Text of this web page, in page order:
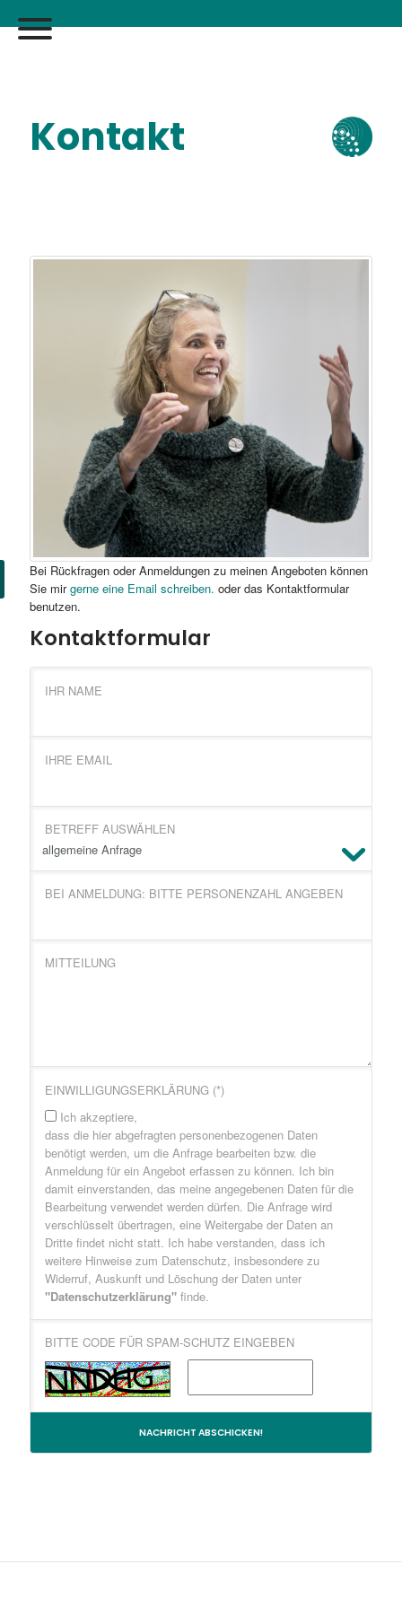
Kontakt
Bei Rückfragen oder Anmeldungen zu meinen Angeboten können
Sie mirgerne eine Email schreiben. oder das Kontaktformular
benutzen.
Kontaktformular
IHR NAME
IHRE EMAIL
BETREFF AUSWÄHLEN
BEI ANMELDUNG: BITTE PERSONENZAHL ANGEBEN
MITTEILUNG
EINWILLIGUNGSERKLÄRUNG (*)
Ich akzeptiere,
dass die hier abgefragten personenbezogenen Daten
benötigt werden, um die Anfrage bearbeiten bzw. die
Anmeldung für ein Angebot erfassen zu können. Ich bin
damit einverstanden, das meine angegebenen Daten für die
Bearbeitung verwendet werden dürfen. Die Anfrage wird
verschlüsselt übertragen, eine Weitergabe der Daten an
Dritte findet nicht statt. Ich habe verstanden, dass ich
weitere Hinweise zum Datenschutz, insbesondere zu
Widerruf, Auskunft und Löschung der Daten unter
"Datenschutzerklärung"finde.
BITTE CODE FÜR SPAM-SCHUTZ EINGEBEN
NACHRICHT ABSCHICKEN!